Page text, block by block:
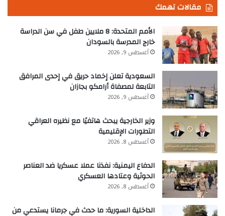
مقالات تهمك
الأمم المتحدة: 8 ملايين طفل في سن الدراسة
خارج المدرسة بالسودان
أغسطس 9, 2026
السعودية تعلن إخماد حريق في إحدى المرافق
التابعة لمصفاة أرامكو بجازان
أغسطس 9, 2026
وزير الخارجية يبحث هاتفيًا مع نظيره العراقي
التطورات الإقليمية
أغسطس 8, 2026
الدفاع اليمنية: نفذنا عملا عسكريا ضد العناصر
الحوثية وعتادها العسكري
أغسطس 8, 2026
الداخلية السورية: ما حدث في جرمانا يستدعي من